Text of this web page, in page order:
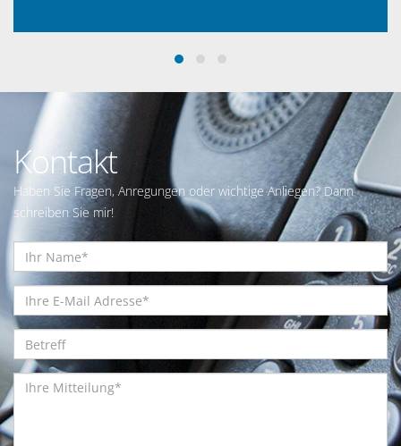
Kontakt
Haben Sie Fragen, Anregungen oder wichtige Anliegen? Dann
schreiben Sie mir!